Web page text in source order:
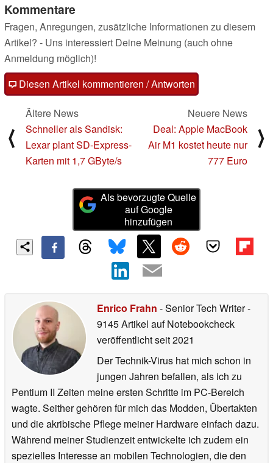
Kommentare
Fragen, Anregungen, zusätzliche Informationen zu diesem
Artikel? - Uns interessiert Deine Meinung (auch ohne
Anmeldung möglich)!
Diesen Artikel kommentieren / Antworten
⟨
Ältere News
Schneller als Sandisk:
Lexar plant SD-Express-
Karten mit 1,7 GByte/s
Neuere News
Deal: Apple MacBook
Air M1 kostet heute nur
777 Euro
⟩
Als bevorzugte Quelle
auf Google
hinzufügen
Enrico Frahn - Senior Tech Writer-
9145 Artikel auf Notebookcheck
veröffentlichtseit 2021
Der Technik-Virus hat mich schon in
jungen Jahren befallen, als ich zu
Pentium II Zeiten meine ersten Schritte im PC-Bereich
wagte. Seither gehören für mich das Modden, Übertakten
und die akribische Pflege meiner Hardware einfach dazu.
Während meiner Studienzeit entwickelte ich zudem ein
spezielles Interesse an mobilen Technologien, die den